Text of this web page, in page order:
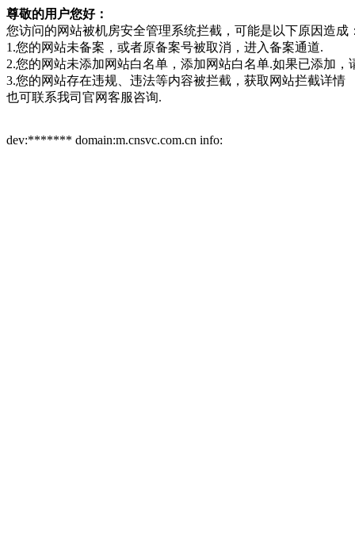
尊敬的用户您好：
您访问的网站被机房安全管理系统拦截，可能是以下原因造成
1.您的网站未备案，或者原备案号被取消， 进入备案通道.
2.您的网站未添加网站白名单， 添加网站白名单.如果已添加，
3.您的网站存在违规、违法等内容被拦截， 获取网站拦截详情
也可联系我司 官网客服咨询.
dev:******* domain:m.cnsvc.com.cn info: